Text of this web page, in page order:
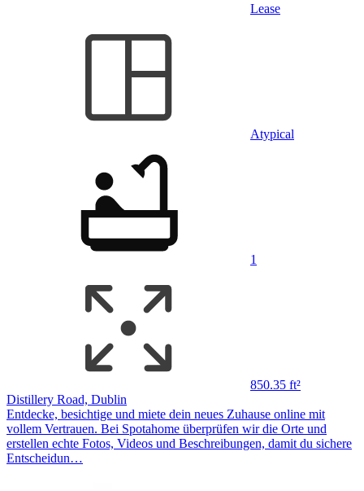
Lease
Atypical
1
850.35 ft²
Distillery Road, Dublin
Entdecke, besichtige und miete dein neues Zuhause online mit
vollem Vertrauen. Bei Spotahome überprüfen wir die Orte und
erstellen echte Fotos, Videos und Beschreibungen, damit du sichere
Entscheidun…